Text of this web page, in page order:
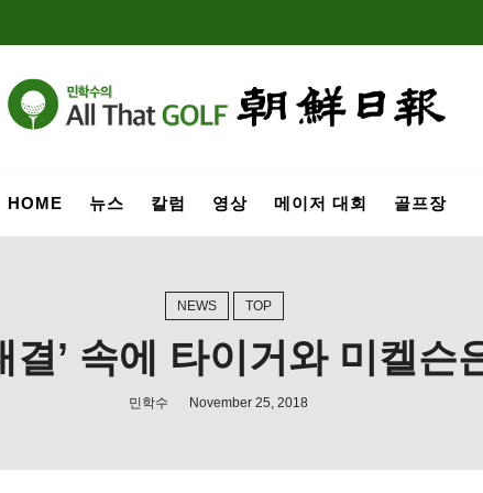
HOME 뉴스 칼럼 영상 메이저 대회 골프장
NEWS TOP
결’ 속에 타이거와 미켈슨
민학수 November 25, 2018